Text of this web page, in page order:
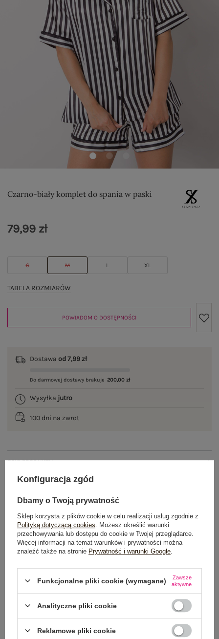
Czarno-biały komplet do spania w paski
S M L XL
TABELA ROZMIARÓW
79,99 zł
POWIADOM O DOSTĘPNOŚCI
Dostawa od 7,99 zł
Do darmowej dostawy brakuje 200,00 zł
Wysyłka jutro
100 dni na zwrot
OPIS PRODUKTU
GŁÓWNE PARAMETRY
WYSYŁKA I DOSTAWA
ZWROTY I REKLAMACJE
OSTATNIO OGLĄDANE
Zobacz wszystko
Konfiguracja zgód
Dbamy o Twoją prywatność
Sklep korzysta z plików cookie w celu realizacji usług zgodnie z
Polityką dotyczącą cookies . Możesz określić warunki
przechowywania lub dostępu do cookie w Twojej przeglądarce.
Więcej informacji na temat warunków i prywatności można
znaleźć także na stronie Prywatność i warunki Google
Funkcjonalne pliki cookie (wymagane)
Zawsze
aktywne
Analityczne pliki cookie
Reklamowe pliki cookie